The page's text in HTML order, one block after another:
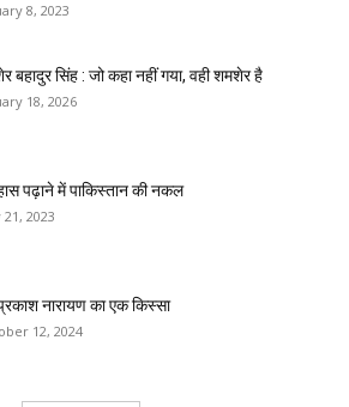
8, 2023
बहादुर सिंह : जो कहा नहीं गया, वही शमशेर है
18, 2026
पढ़ाने में पाकिस्तान की नकल
21, 2023
नारायण का एक किस्सा
12, 2024